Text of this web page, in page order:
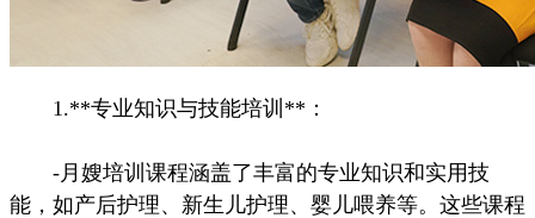
1.**专业知识与技能培训**：
-月嫂培训课程涵盖了丰富的专业知识和实用技
能，如产后护理、新生儿护理、婴儿喂养等。这些课程